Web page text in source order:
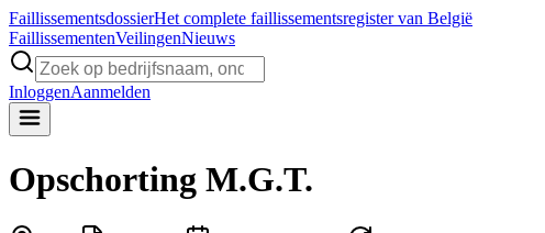
FaillissementsdossierHet complete faillissementsregister van België
FaillissementenVeilingenNieuws
InloggenAanmelden
Opschorting M.G.T.